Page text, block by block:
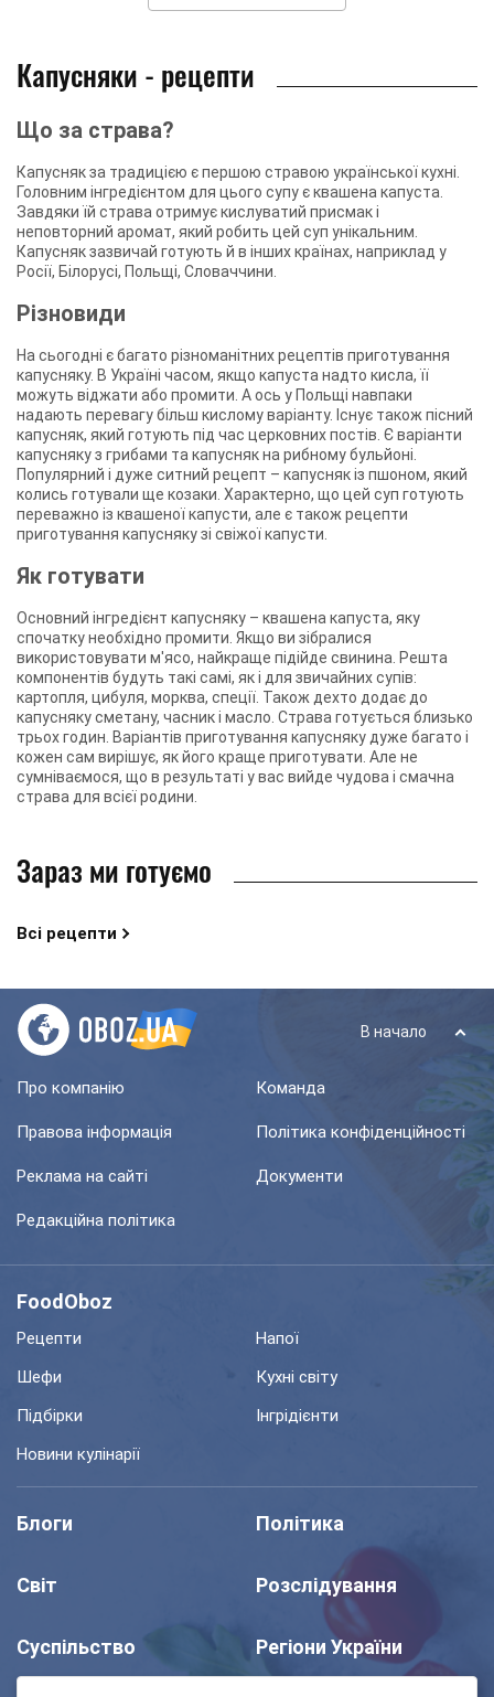
Капусняки - рецепти
Що за страва?
Капусняк за традицією є першою стравою української кухні.
Головним інгредієнтом для цього супу є квашена капуста.
Завдяки їй страва отримує кислуватий присмак і
неповторний аромат, який робить цей суп унікальним.
Капусняк зазвичай готують й в інших країнах, наприклад у
Росії, Білорусі, Польщі, Словаччини.
Різновиди
На сьогодні є багато різноманітних рецептів приготування
капусняку. В Україні часом, якщо капуста надто кисла, її
можуть віджати або промити. А ось у Польщі навпаки
надають перевагу більш кислому варіанту. Існує також пісний
капусняк, який готують під час церковних постів. Є варіанти
капусняку з грибами та капусняк на рибному бульйоні.
Популярний і дуже ситний рецепт – капусняк із пшоном, який
колись готували ще козаки. Характерно, що цей суп готують
переважно із квашеної капусти, але є також рецепти
приготування капусняку зі свіжої капусти.
Як готувати
Основний інгредієнт капусняку – квашена капуста, яку
спочатку необхідно промити. Якщо ви зібралися
використовувати м'ясо, найкраще підійде свинина. Решта
компонентів будуть такі самі, як і для звичайних супів:
картопля, цибуля, морква, спеції. Також дехто додає до
капусняку сметану, часник і масло. Страва готується близько
трьох годин. Варіантів приготування капусняку дуже багато і
кожен сам вирішує, як його краще приготувати. Але не
сумніваємося, що в результаті у вас вийде чудова і смачна
страва для всієї родини.
Зараз ми готуємо
Всі рецепти
В начало
Про компанію Команда
Правова інформація Політика конфіденційності
Реклама на сайті Документи
Редакційна політика
FoodOboz
Рецепти
Напої
Шефи
Кухні світу
Підбірки
Інгрідієнти
Новини кулінарії
Блоги Політика
Світ Розслідування
Суспільство Регіони України